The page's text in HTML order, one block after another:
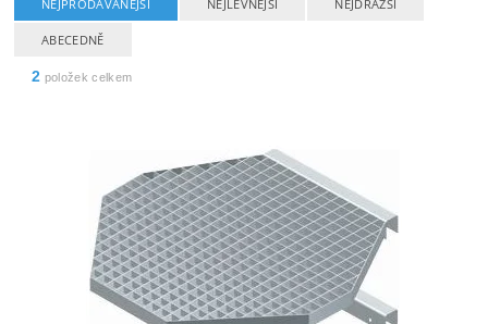
NEJPRODÁVANĚJŠÍ NEJLEVNĚJŠÍ NEJDRAŽŠÍ
ABECEDNĚ
2 položek celkem